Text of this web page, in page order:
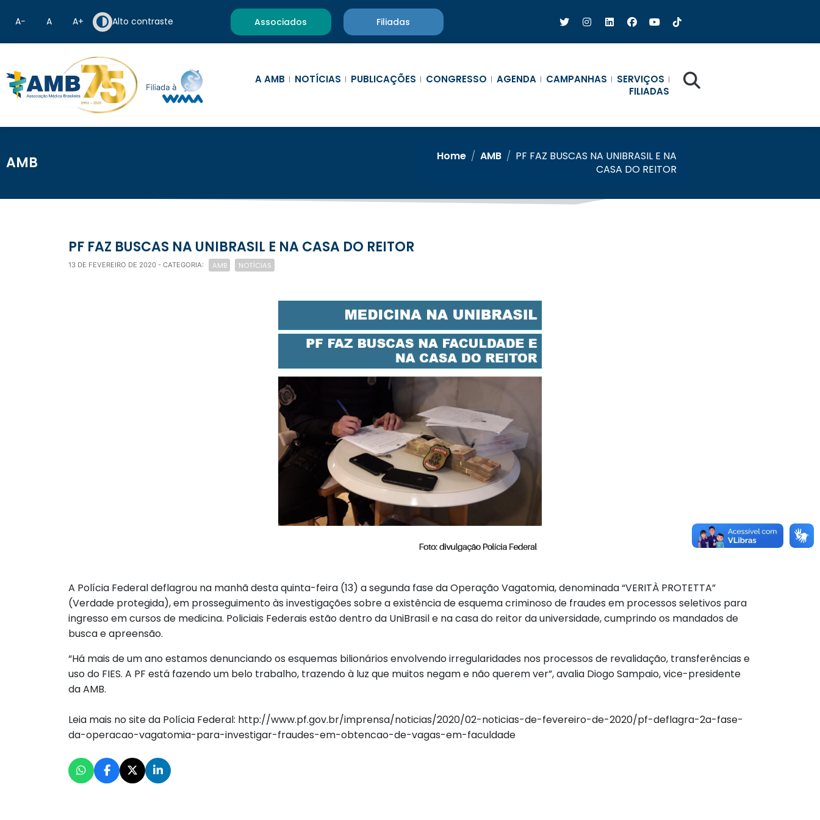
A− A A+ Alto contraste Associados Filiadas
A AMB NOTÍCIAS PUBLICAÇÕES CONGRESSO AGENDA CAMPANHAS
SERVIÇOS
FILIADAS
AMB Home / AMB / PF FAZ BUSCAS NA UNIBRASIL E NA
CASA DO REITOR
PF FAZ BUSCAS NA UNIBRASIL E NA CASA DO REITOR
13 DE FEVEREIRO DE 2020 - CATEGORIA: AMB NOTÍCIAS
A Polícia Federal deflagrou na manhã desta quinta-feira (13) a segunda fase da Operação Vagatomia, denominada “VERITÀ PROTETTA”
(Verdade protegida), em prosseguimento às investigações sobre a existência de esquema criminoso de fraudes em processos seletivos para
ingresso em cursos de medicina. Policiais Federais estão dentro da UniBrasil e na casa do reitor da universidade, cumprindo os mandados de
busca e apreensão.
“Há mais de um ano estamos denunciando os esquemas bilionários envolvendo irregularidades nos processos de revalidação, transferências e
uso do FIES. A PF está fazendo um belo trabalho, trazendo à luz que muitos negam e não querem ver”, avalia Diogo Sampaio, vice-presidente
da AMB.
Leia mais no site da Polícia Federal: http://www.pf.gov.br/imprensa/noticias/2020/02-noticias-de-fevereiro-de-2020/pf-deflagra-2a-fase-
da-operacao-vagatomia-para-investigar-fraudes-em-obtencao-de-vagas-em-faculdade